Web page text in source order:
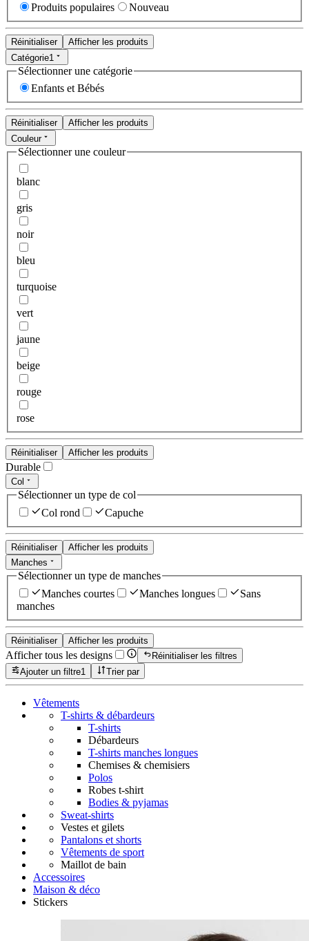
Produits populaires Nouveau
Réinitialiser
Afficher les produits
Catégorie1
Sélectionner une catégorie
Enfants et Bébés
Réinitialiser
Afficher les produits
Couleur
Sélectionner une couleur
blanc
gris
noir
bleu
turquoise
vert
jaune
beige
rouge
rose
Réinitialiser Afficher les produits
Durable
Col
Sélectionner un type de col
Col rond
Capuche
Réinitialiser
Afficher les produits
Manches
Sélectionner un type de manches
Manches courtes
Manches longues
Sans
manches
Réinitialiser Afficher les produits
Afficher tous les designs
Réinitialiser les filtres
Ajouter un filtre1 Trier par
Vêtements
T-shirts & débardeurs
T-shirts
Débardeurs
T-shirts manches longues
Chemises & chemisiers
Polos
Robes t-shirt
Bodies & pyjamas
Sweat-shirts
Vestes et gilets
Pantalons et shorts
Vêtements de sport
Maillot de bain
Accessoires
Maison & déco
Stickers